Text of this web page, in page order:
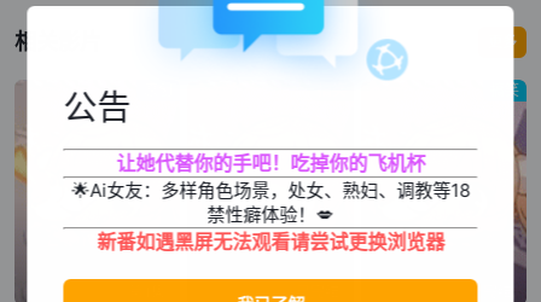
相关影片 更多
搞笑
已完结
公告
让她代替你的手吧！吃掉你的飞机杯
🌟Ai女友：多样角色场景，处女、熟妇、调教等18
禁性癖体验！💋
新番如遇黑屏无法观看请尝试更换浏览器